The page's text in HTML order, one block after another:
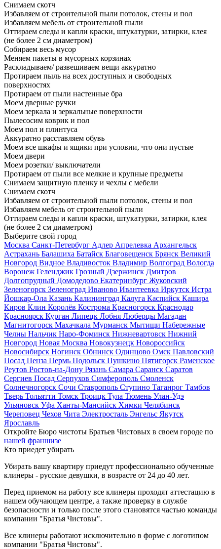
Снимаем скотч
Избавляем от строительной пыли потолок, стены и пол
Избавляем мебель от строительной пыли
Оттираем следы и капли краски, штукатурки, затирки, клея
(не более 2 см диаметром)
Собираем весь мусор
Меняем пакеты в мусорных корзинах
Раскладываем/ развешиваем вещи аккуратно
Протираем пыль на всех доступных и свободных
поверхностях
Протираем от пыли настенные бра
Моем дверные ручки
Моем зеркала и зеркальные поверхности
Пылесосим коврик и пол
Моем пол и плинтуса
Аккуратно расставляем обувь
Моем все шкафы и ящики при условии, что они пустые
Моем двери
Моем розетки/ выключатели
Протираем от пыли все мелкие и крупные предметы
Снимаем защитную пленку и чехлы с мебели
Снимаем скотч
Избавляем от строительной пыли потолок, стены и пол
Избавляем мебель от строительной пыли
Оттираем следы и капли краски, штукатурки, затирки, клея
(не более 2 см диаметром)
Выберите свой город
Москва Санкт-Петербург Адлер Апрелевка Архангельск
Астрахань Балашиха Батайск Благовещенск Брянск Великий
Новгород Видное Владивосток Владимир Волгоград Вологда
Воронеж Геленджик Грозный Дзержинск Дмитров
Долгопрудный Домодедово Екатеринбург Жуковский
Зеленогорск Зеленоград Иваново Ивантеевка Иркутск Истра
Йошкар-Ола Казань Калининград Калуга Каспийск Кашира
Киров Клин Королёв Кострома Красногорск Краснодар
Красноярск Курган Липецк Лобня Люберцы Магадан
Магнитогорск Махачкала Мурманск Мытищи Набережные
Челны Нальчик Наро-Фоминск Нижневартовск Нижний
Новгород Новая Москва Новокузнецк Новороссийск
Новосибирск Ногинск Обнинск Одинцово Омск Павловский
Посад Пенза Пермь Подольск Пушкино Пятигорск Раменское
Реутов Ростов-на-Дону Рязань Самара Саранск Саратов
Сергиев Посад Серпухов Симферополь Смоленск
Солнечногорск Сочи Ставрополь Ступино Таганрог Тамбов
Тверь Тольятти Томск Троицк Тула Тюмень Улан-Удэ
Ульяновск Уфа Ханты-Мансийск Химки Челябинск
Череповец Чехов Чита Электросталь Энгельс Якутск
Ярославль
Откройте Бюро чистоты Братьев Чистовых в своем городе по
нашей франшизе
Кто приедет убирать
Убирать вашу квартиру приедут профессионально обученные
клинеры - русские девушки, в возрасте от 24 до 40 лет.
Перед приемом на работу все клинеры проходят аттестацию в
нашем обучающем центре, а также проверку в службе
безопасности и только после этого становятся частью команды
компании "Братья Чистовы".
Все клинеры работают исключительно в форме с логотипом
компании "Братья Чистовы".